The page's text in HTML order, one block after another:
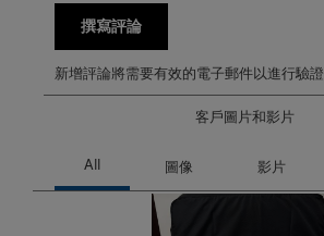
撰寫評論
新增評論將需要有效的電子郵件以進行驗證
客戶圖片和影片